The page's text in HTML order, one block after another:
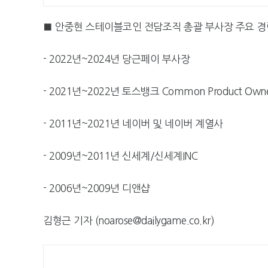
■ 안중현 스테이블코인 전담조직 총괄 부사장 주요 경
- 2022년~2024년 당근페이 부사장
- 2021년~2022년 토스뱅크 Common Product
- 2011년~2021년 네이버 및 네이버 계열사
- 2009년~2011년 신세계/신세계INC
- 2006년~2009년 디앤샵
김형근 기자 (noarose@dailygame.co.kr)